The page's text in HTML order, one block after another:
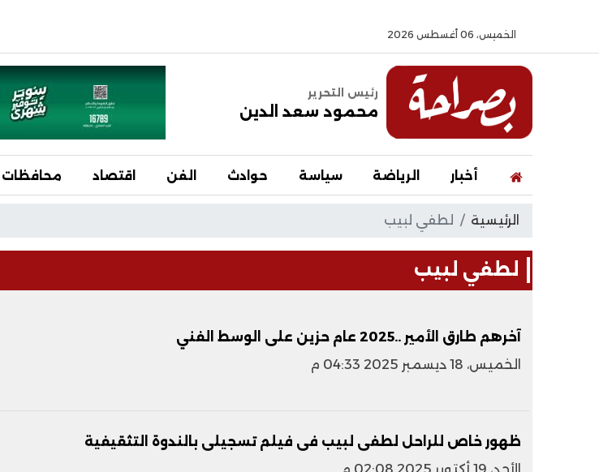
الخميس، 06 أغسطس 2026
رئيس التحرير
محمود سعد الدين
أخبار الرياضة سياسة حوادث الفن اقتصاد محافظات
الرئيسية لطفي لبيب
لطفي لبيب
آخرهم طارق الأمير ..2025 عام حزين على الوسط الفني
الخميس، 18 ديسمبر 2025 04:33 م
ظهور خاص للراحل لطفى لبيب فى فيلم تسجيلى بالندوة التثقيفية